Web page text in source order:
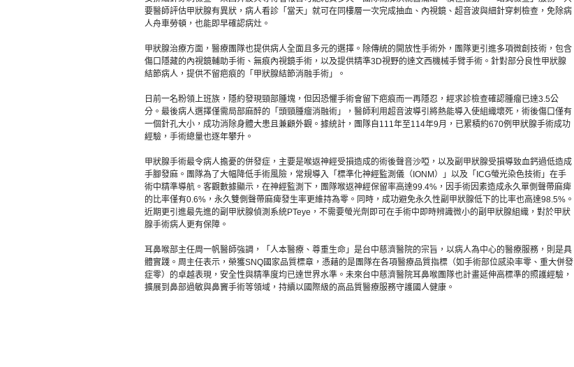
要醫師評估甲狀腺有異狀，病人看診「當天」就可在同樓層一次完成抽血、內視鏡、超音波與細針穿刺檢查，免除病
人舟車勞頓，也能即早確認病灶。
甲狀腺治療方面，醫療團隊也提供病人全面且多元的選擇。除傳統的開放性手術外，團隊更引進多項微創技術，包含
傷口隱藏的內視鏡輔助手術、無痕內視鏡手術，以及提供精準3D視野的達文西機械手臂手術。針對部分良性甲狀腺
結節病人，提供不留疤痕的「甲狀腺結節消融手術」。
日前一名粉領上班族，隱約發現頸部腫塊，但因恐懼手術會留下疤痕而一再隱忍，經求診檢查確認腫瘤已達3.5公
分。最後病人選擇僅需局部麻醉的「頭頸腫瘤消融術」，醫師利用超音波導引將熱能導入使組織壞死，術後傷口僅有
一個針孔大小，成功消除身體大患且兼顧外觀。據統計，團隊自111年至114年9月，已累積約670例甲狀腺手術成功
經驗，手術總量也逐年攀升。
甲狀腺手術最令病人擔憂的併發症，主要是喉返神經受損造成的術後聲音沙啞，以及副甲狀腺受損導致血鈣過低造成
手腳發麻。團隊為了大幅降低手術風險，常規導入「標準化神經監測儀（IONM）」以及「ICG螢光染色技術」在手
術中精準導航。客觀數據顯示，在神經監測下，團隊喉返神經保留率高達99.4%，因手術因素造成永久單側聲帶麻痺
的比率僅有0.6%，永久雙側聲帶麻痺發生率更維持為零。同時，成功避免永久性副甲狀腺低下的比率也高達98.5%。
近期更引進最先進的副甲狀腺偵測系統PTeye，不需要螢光劑即可在手術中即時辨識微小的副甲狀腺組織，對於甲狀
腺手術病人更有保障。
耳鼻喉部主任周一帆醫師強調，「人本醫療、尊重生命」是台中慈濟醫院的宗旨，以病人為中心的醫療服務，則是具
體實踐。周主任表示，榮獲SNQ國家品質標章，憑藉的是團隊在各項醫療品質指標（如手術部位感染率零、重大併發
症零）的卓越表現，安全性與精準度均已達世界水準。未來台中慈濟醫院耳鼻喉團隊也計畫延伸高標準的照護經驗，
擴展到鼻部過敏與鼻竇手術等領域，持續以國際級的高品質醫療服務守護國人健康。